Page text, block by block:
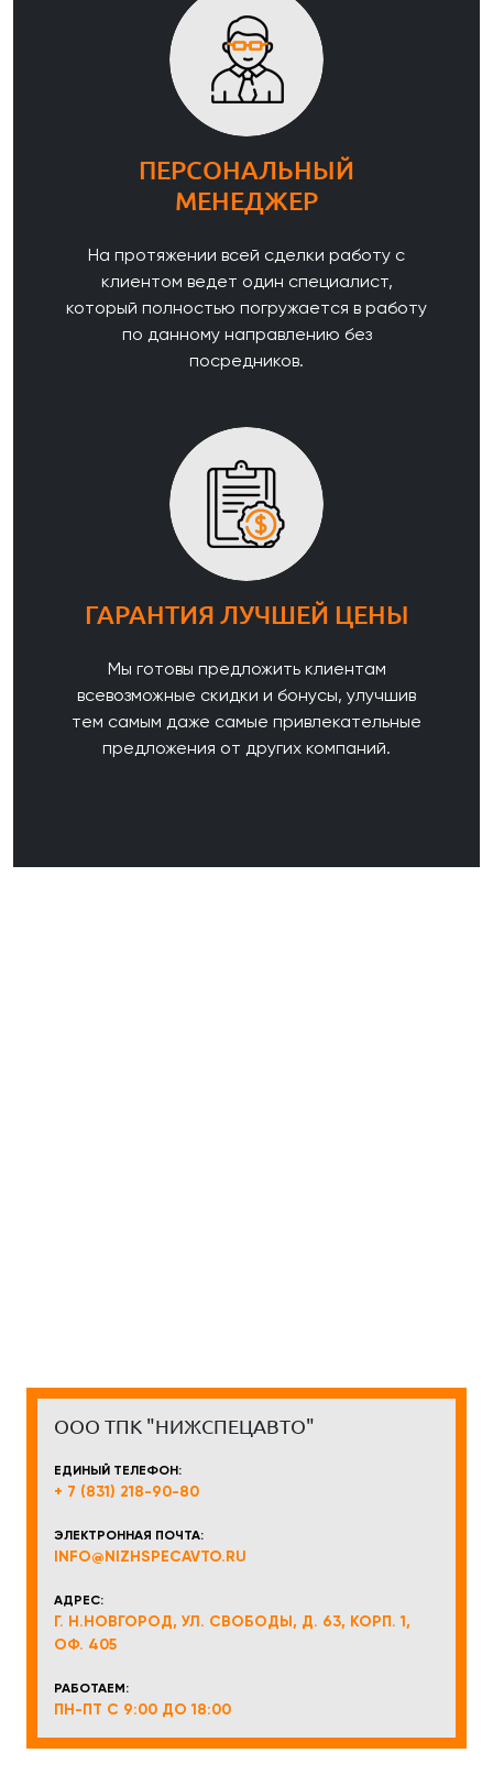
ПЕРСОНАЛЬНЫЙ
МЕНЕДЖЕР
На протяжении всей сделки работу с
клиентом ведет один специалист,
который полностью погружается в работу
по данному направлению без
посредников.
ГАРАНТИЯ ЛУЧШЕЙ ЦЕНЫ
Мы готовы предложить клиентам
всевозможные скидки и бонусы, улучшив
тем самым даже самые привлекательные
предложения от других компаний.
ООО ТПК "НИЖСПЕЦАВТО"
ЕДИНЫЙ ТЕЛЕФОН:
+ 7 (831) 218-90-80
ЭЛЕКТРОННАЯ ПОЧТА:
INFO@NIZHSPECAVTO.RU
АДРЕС:
Г. Н.НОВГОРОД, УЛ. СВОБОДЫ, Д. 63, КОРП. 1,
ОФ. 405
РАБОТАЕМ:
ПН-ПТ С 9:00 ДО 18:00